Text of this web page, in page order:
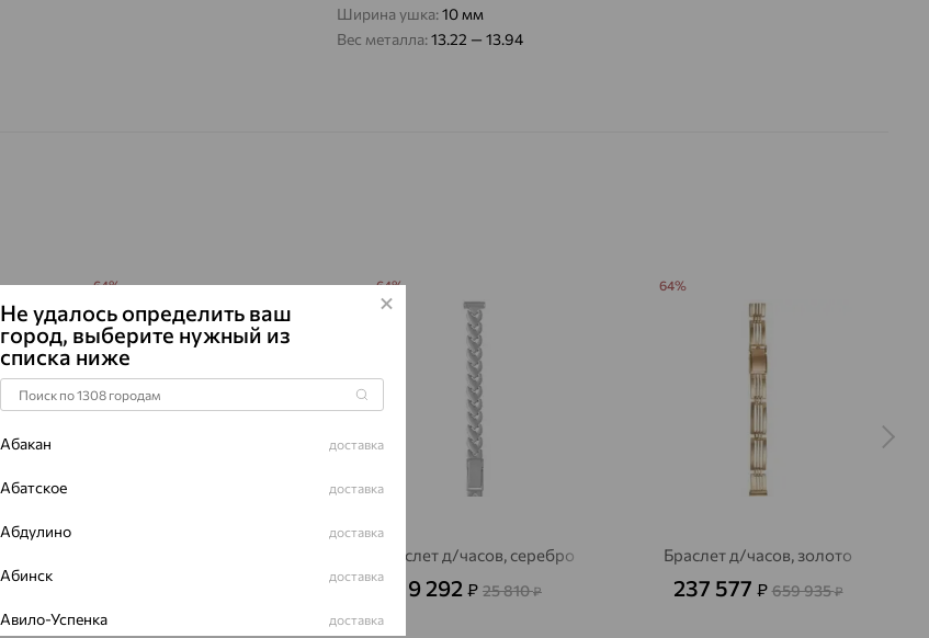
Ширина ушка:10 мм
Вес металла:13.22 — 13.94
64%
Браслет д/часов, серебро
9 292 ₽ 25 810₽
64%
Браслет д/часов, золото
237 577 ₽ 659 935₽
64%
Не удалось определить ваш
город, выберите нужный из
списка ниже
Абакан доставка
Абатское доставка
Абдулино доставка
Абинск доставка
Авило-Успенка доставка